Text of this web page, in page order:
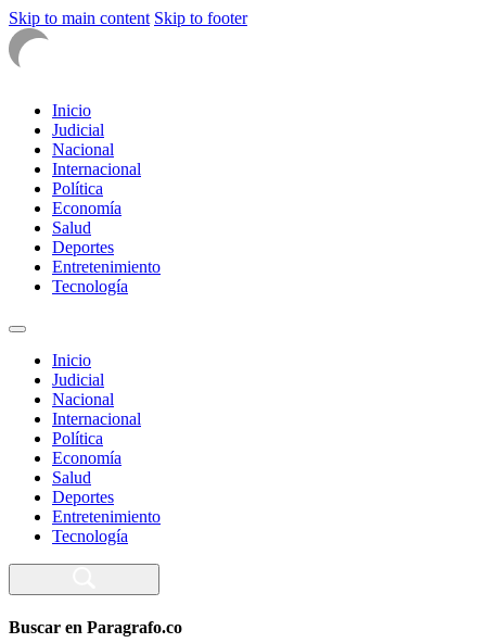
Skip to main content Skip to footer
Inicio
Judicial
Nacional
Internacional
Política
Economía
Salud
Deportes
Entretenimiento
Tecnología
Inicio
Judicial
Nacional
Internacional
Política
Economía
Salud
Deportes
Entretenimiento
Tecnología
Buscar en Paragrafo.co